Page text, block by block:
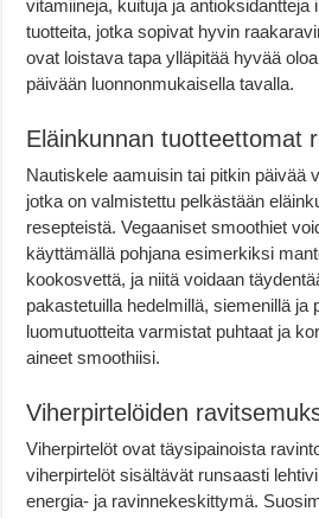
vitamiineja, kuituja ja antioksidantteja
tuotteita, jotka sopivat hyvin
ovat loistava tapa ylläpitää hyvää
päivään luonnonmukaisella tavalla.
Eläinkunnan tuotteettomat
Nautiskele aamuisin tai pitkin päivää
jotka on valmistettu pelkästään
resepteistä. Vegaaniset smoothiet
käyttämällä pohjana esimerkiksi
kookosvettä, ja niitä voidaan
pakastetuilla hedelmillä, siemenillä ja
luomutuotteita varmistat puhtaat ja
aineet smoothiisi.
Viherpirtelöiden
Viherpirtelöt ovat täysipainoista
viherpirtelöt sisältävät runsaasti
energia- ja ravinnekeskittymä.